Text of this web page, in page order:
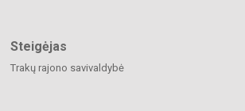
Steigėjas
Trakų rajono savivaldybė